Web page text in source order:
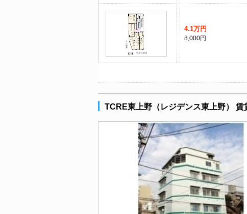
4.1万円
8,000円
TCRE東上野（レジデンス東上野） 賃